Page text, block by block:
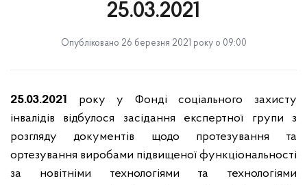
25.03.2021
Опубліковано 26 березня 2021 року о 09:00
25.03.2021
року у Фонді соціального захисту
інвалідів відбулося засідання експертної групи з
розгляду документів щодо протезування та
ортезування виробами підвищеної функціональності
за новітніми технологіями та технологіями